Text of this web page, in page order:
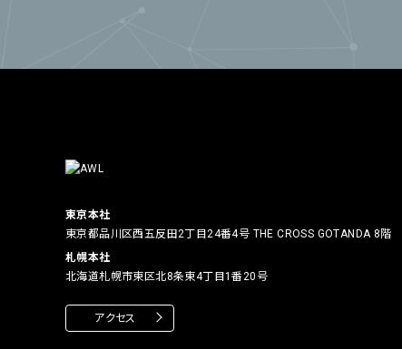
東京本社
東京都品川区西五反田2丁目24番4号 THE CROSS GOTANDA 8階
札幌本社
北海道札幌市東区北8条東4丁目1番20号
アクセス